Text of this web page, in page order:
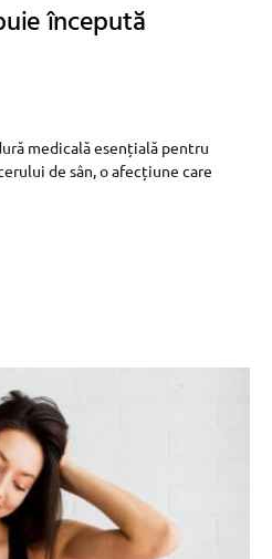
începută
medicală esențială pentru
de sân, o afecțiune care